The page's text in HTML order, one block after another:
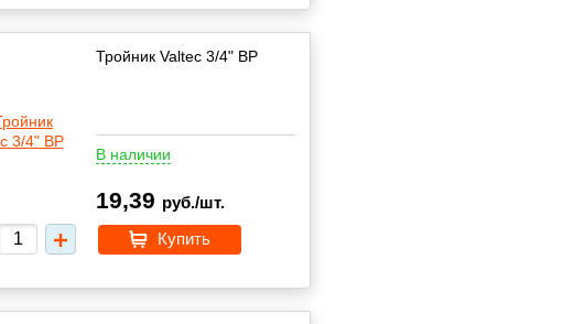
Тройник Valtec 3/4" ВР
В наличии
19,39 руб./шт.
Купить